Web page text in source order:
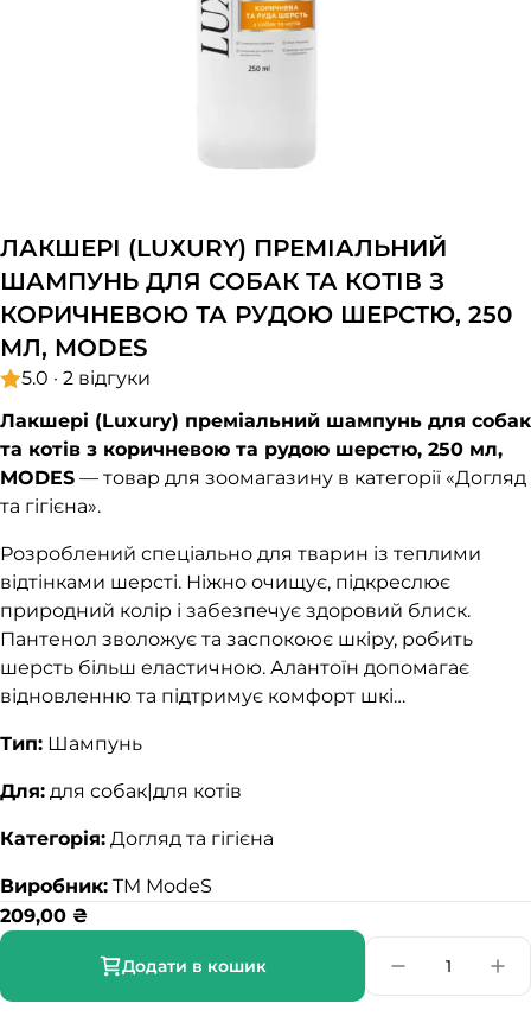
ЛАКШЕРІ (LUXURY) ПРЕМІАЛЬНИЙ
ШАМПУНЬ ДЛЯ СОБАК ТА КОТІВ З
КОРИЧНЕВОЮ ТА РУДОЮ ШЕРСТЮ, 250
МЛ, MODES
5.0 · 2 відгуки
Лакшері (Luxury) преміальний шампунь для собак
та котів з коричневою та рудою шерстю, 250 мл,
MODES — товар для зоомагазину в категорії «Догляд
та гігієна».
Розроблений спеціально для тварин із теплими
відтінками шерсті. Ніжно очищує, підкреслює
природний колір і забезпечує здоровий блиск.
Пантенол зволожує та заспокоює шкіру, робить
шерсть більш еластичною. Алантоїн допомагає
відновленню та підтримує комфорт шкі…
Тип: Шампунь
Для: для собак|для котів
Категорія: Догляд та гігієна
Виробник: TM ModeS
209,00 ₴
Додати в кошик